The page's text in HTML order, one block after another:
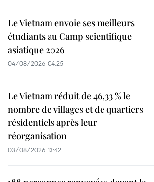
Le Vietnam envoie ses meilleurs
étudiants au Camp scientifique
asiatique 2026
04/08/2026 04:25
Le Vietnam réduit de 46,33 % le
nombre de villages et de quartiers
résidentiels après leur
réorganisation
03/08/2026 13:42